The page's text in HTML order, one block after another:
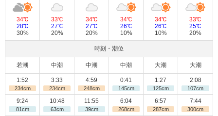
34℃
28℃
30%
33℃
27℃
20%
34℃
27℃
20%
34℃
26℃
10%
34℃
26℃
10%
33℃
25℃
20%
時刻・潮位
若潮 中潮 中潮 中潮 大潮 大潮
1:52
234cm
9:24
81cm
3:33
234cm
10:48
63cm
4:59
248cm
11:55
39cm
0:41
145cm
6:04
268cm
1:27
125cm
6:57
287cm
2:08
107cm
7:44
300cm